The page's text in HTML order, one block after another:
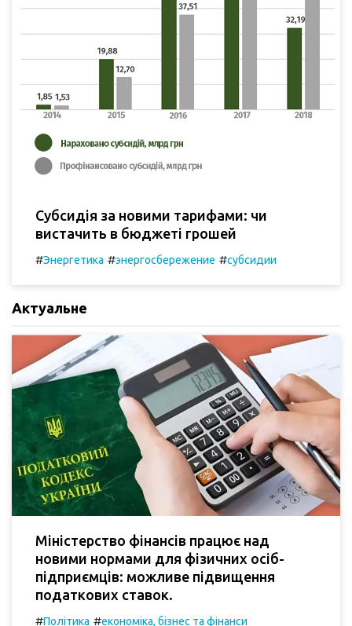
Субсидія за новими тарифами: чи
вистачить в бюджеті грошей
#Энергетика #энергосбережение #субсидии
Актуальне
Міністерство фінансів працює над
новими нормами для фізичних осіб-
підприємців: можливе підвищення
податкових ставок.
#Політика #економіка, бізнес та фінанси